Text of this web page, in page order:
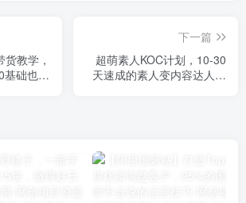
教学，
基础也能
下一篇
超萌素人KOC计划，10-30
天速成的素人变内容达人实